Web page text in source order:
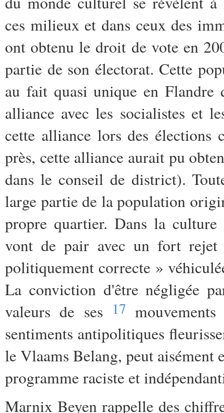
ces milieux et dans ceux des
ont obtenu le droit de vote en
partie de son électorat. Cette
au fait quasi unique en Flandre
alliance avec les socialistes et
cette alliance lors des élections
près, cette alliance aurait pu
dans le conseil de district).
large partie de la population
propre quartier. Dans la
vont de pair avec un fort
politiquement correcte »
La conviction d'être négligée
valeurs de ses 17
sentiments antipolitiques
le Vlaams Belang, peut aisément
programme raciste et
Marnix Beyen rappelle des